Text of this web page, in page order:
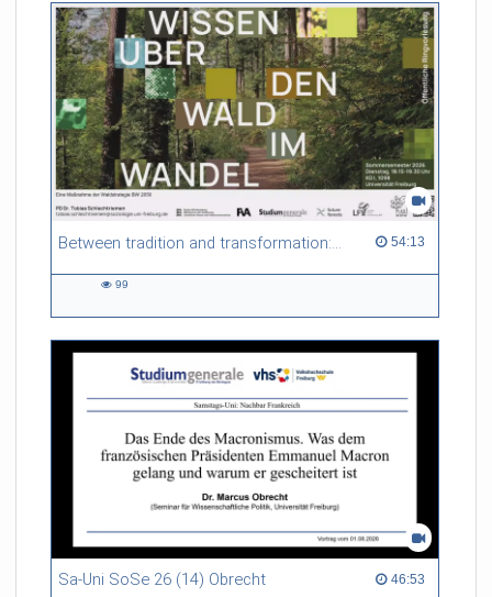
Between tradition and transformation: how owners, advisers and institutions co-create knowledge for resilient forests in Europe 54:13
54:13 duration
99
Sa-Uni SoSe 26 (14) Obrecht 46:53
46:53 duration